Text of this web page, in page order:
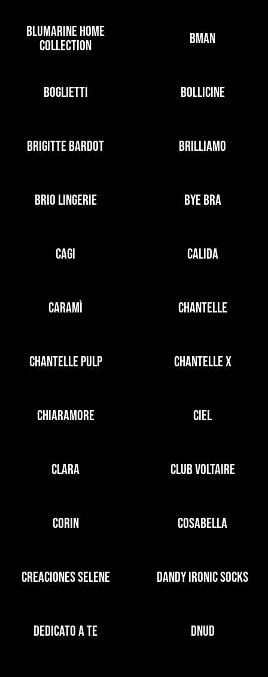
BLUMARINE HOME
COLLECTION
BMAN
BOGLIETTI BOLLICINE
BRIGITTE BARDOT BRILLIAMO
BRIO LINGERIE BYE BRA
CAGI CALIDA
CARAMÌ CHANTELLE
CHANTELLE PULP CHANTELLE X
CHIARAMORE CIEL
CLARA CLUB VOLTAIRE
CORIN COSABELLA
CREACIONES SELENE DANDY IRONIC SOCKS
DEDICATO A TE DNUD